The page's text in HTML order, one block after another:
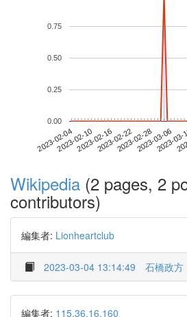
2023-02-042023-02-102023-02-162023-02-222023-02-282023-03-06
2023-
0.00
0.25
0.50
0.75
Wikipedia (2 pages, 2
contributors)
編集者: Lionheartclub
2023-03-04 13:14:49 石橋政方
編集者: 115.36.16.160